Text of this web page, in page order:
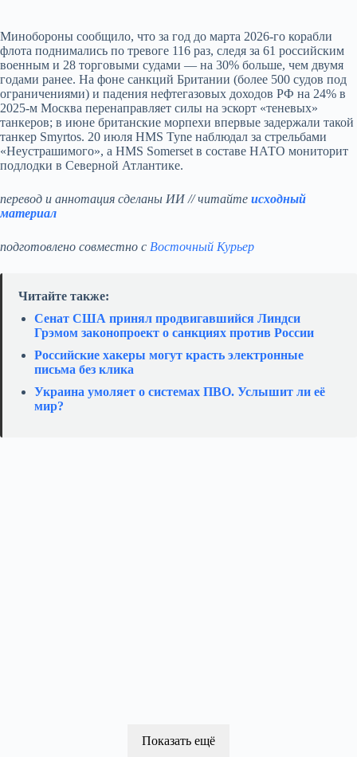
Минобороны сообщило, что за год до марта 2026-го корабли
флота поднимались по тревоге 116 раз, следя за 61 российским
военным и 28 торговыми судами — на 30% больше, чем двумя
годами ранее. На фоне санкций Британии (более 500 судов под
ограничениями) и падения нефтегазовых доходов РФ на 24% в
2025-м Москва перенаправляет силы на эскорт «теневых»
танкеров; в июне британские морпехи впервые задержали такой
танкер Smyrtos. 20 июля HMS Tyne наблюдал за стрельбами
«Неустрашимого», а HMS Somerset в составе НАТО мониторит
подлодки в Северной Атлантике.
перевод и аннотация сделаны ИИ // читайте исходный
материал
подготовлено совместно с Восточный Курьер
Читайте также:
Сенат США принял продвигавшийся Линдси
Грэмом законопроект о санкциях против России
Российские хакеры могут красть электронные
письма без клика
Украина умоляет о системах ПВО. Услышит ли её
мир?
Показать ещё